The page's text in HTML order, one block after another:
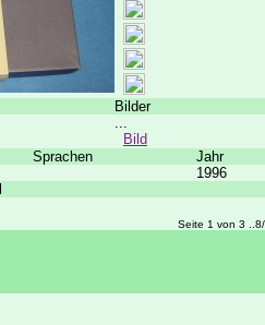
Bilder
...
Bild
Sprachen
Jahr
1996
Seite 1 von 3